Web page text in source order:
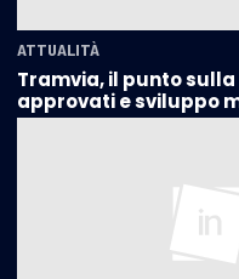
ATTUALITÀ
Tramvia, il punto
approvati e sviluppo